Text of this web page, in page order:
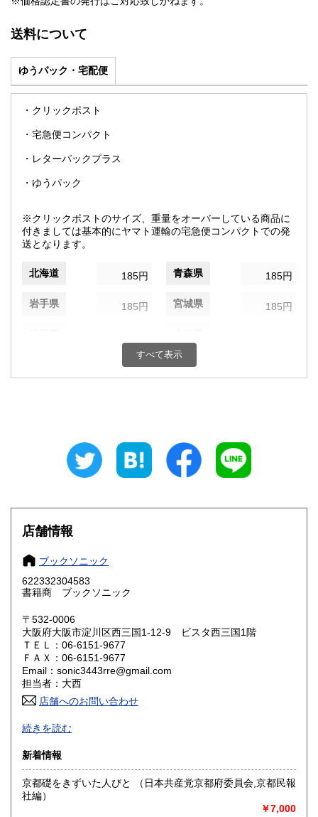
送料について
ゆうパック・宅配便
・クリックポスト
・宅急便コンパクト
・レターパックプラス
・ゆうパック
※クリックポストのサイズ、重量をオーバーしている商品に
付きましては基本的にヤマト運輸の宅急便コンパクトでの発
送となります。
北海道 185円 青森県 185円
岩手県 185円 宮城県 185円
185円 茨城県
185円 神奈川県
岐阜県
滋賀県 185円 京都府
大阪府 185円
奈良県 185円
鳥取県
岡山県
山口県
すべて表示
店舗情報
ブックソニック
622332304583
書籍商 ブックソニック
〒532-0006
大阪府大阪市淀川区西三国1-12-9 ビスタ西三国1階
ＴＥＬ：06-6151-9677
ＦＡＸ：06-6151-9677
Email：sonic3443rre@gmail.com
担当者：大西
店舗へのお問い合わせ
最寄駅：東三国駅
営業時間：-
定休日：-
続きを読む
新着情報
京都礎をきずいた人びと （日本共産党京都府委員会,京都民報
社編）
￥7,000